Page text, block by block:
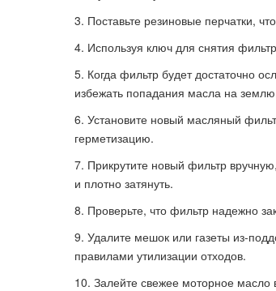
Поставьте резиновые перчатки,
Используя ключ для снятия
Когда фильтр будет достаточно
избежать попадания масла на
Установите новый масляный
герметизацию.
Прикрутите новый фильтр
и плотно затянуть.
Проверьте, что фильтр надежно
Удалите мешок или газеты из-
правилами утилизации отходов.
Залейте свежее моторное масло